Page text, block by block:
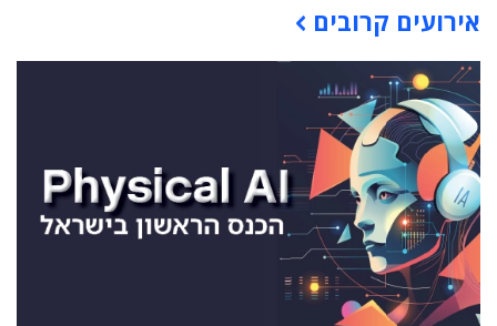
אירועים קרובים